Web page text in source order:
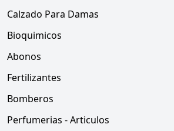
Calzado Para Damas
Bioquimicos
Abonos
Fertilizantes
Bomberos
Perfumerias - Articulos